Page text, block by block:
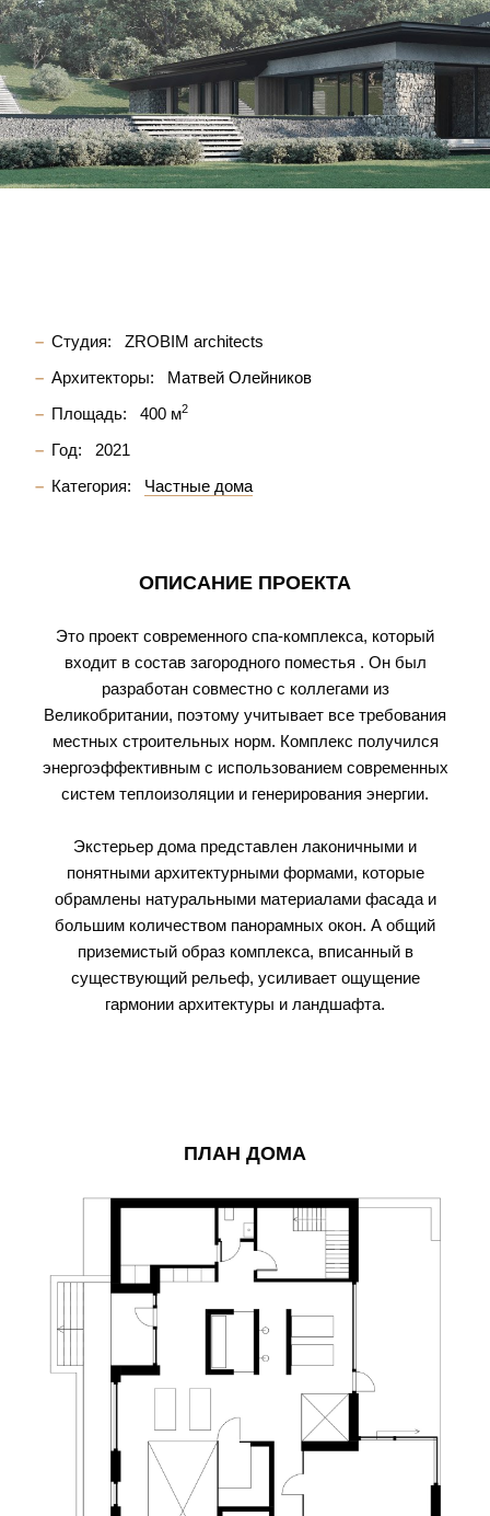
Студия:
ZROBIM architects
Архитекторы:
Матвей Олейников
Площадь:
400 м2
Год:
2021
Категория:
Частные дома
ОПИСАНИЕ ПРОЕКТА
Это проект современного спа-комплекса, который
входит в состав загородного поместья . Он был
разработан совместно с коллегами из
Великобритании, поэтому учитывает все требования
местных строительных норм. Комплекс получился
энергоэффективным с использованием современных
систем теплоизоляции и генерирования энергии.
Экстерьер дома представлен лаконичными и
понятными архитектурными формами, которые
обрамлены натуральными материалами фасада и
большим количеством панорамных окон. А общий
приземистый образ комплекса, вписанный в
существующий рельеф, усиливает ощущение
гармонии архитектуры и ландшафта.
ПЛАН ДОМА